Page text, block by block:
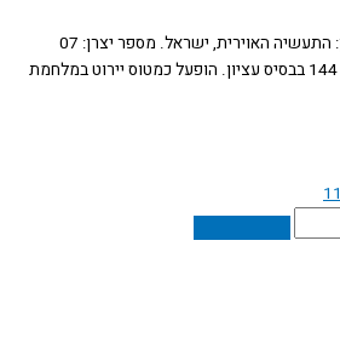
פרטי המטוס: דגם: נשר A יצרן: התעשיה האוירית, ישראל. מספר יצרן: 07
תולדות המטוס: נקלט בטייסת 144 בבסיס עציון. הופעל כמטוס יירוט במלחמת
11